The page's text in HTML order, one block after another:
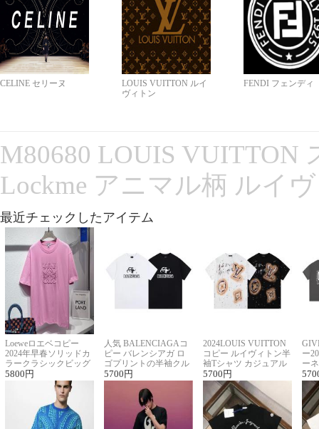
CELINE セリーヌ
LOUIS VUITTON ルイ
ヴィトン
FENDI フェンディ
M80680 LOUIS VUITTON
Lockme アニマル柄 ルイ
最近チェックしたアイテム
Loeweロエベコピー
2024年早春ソリッドカ
ラークラシックビッグ
ロゴ刺繍Tシャツ
5800 円
人気 BALENCIAGAコ
ピー バレンシアガ ロ
ゴプリントの半袖クル
ーネックTシャツ
5700 円
2024LOUIS VUITTON
コピー ルイヴィトン半
袖Tシャツ カジュアル
に馴染む 2色展開
5700 円
ー
ー
ー